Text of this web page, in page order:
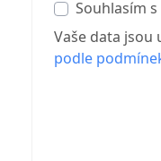
Souhlasím s
Vaše data jsou
podle